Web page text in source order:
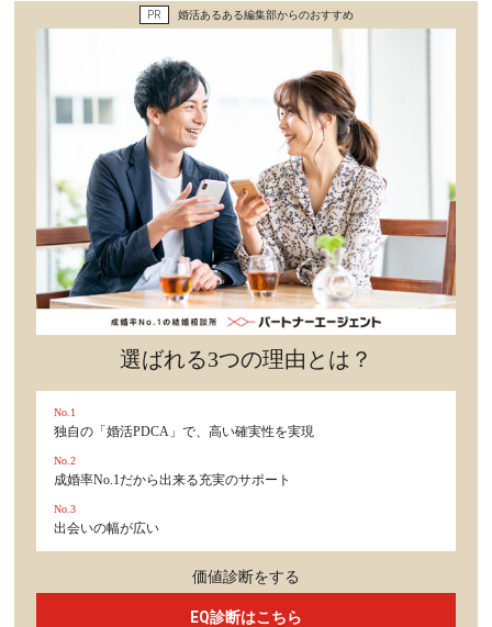
心の処方箋
カルチャー・トレンド・芸能
驚き
PR 婚活あるある編集部からのおすすめ
選ばれる3つの理由とは？
No.1
独自の「婚活PDCA」で、高い確実性を実現
No.2
成婚率No.1だから出来る充実のサポート
No.3
出会いの幅が広い
価値診断をする
EQ診断はこちら